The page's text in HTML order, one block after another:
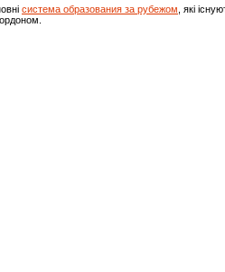
система образования за рубежом , які